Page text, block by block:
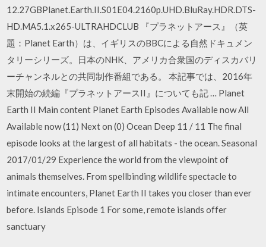
12.27GBPlanet.Earth.II.S01E04.2160p.UHD.BluRay.HDR.DTS-
HD.MA5.1.x265-ULTRAHDCLUB 『プラネットアース』（英
題：Planet Earth）は、イギリスのBBCによる自然ドキュメン
タリーシリーズ。日本のNHK、アメリカ合衆国のディスカバリ
ーチャンネルとの共同制作番組である。 本記事では、2016年
末開始の続編『プラネットアースII』についても記 … Planet
Earth II Main content Planet Earth Episodes Available now All
Available now (11) Next on (0) Ocean Deep 11 / 11 The final
episode looks at the largest of all habitats - the ocean. Seasonal
2017/01/29 Experience the world from the viewpoint of
animals themselves. From spellbinding wildlife spectacle to
intimate encounters, Planet Earth II takes you closer than ever
before. Islands Episode 1 For some, remote islands offer
sanctuary